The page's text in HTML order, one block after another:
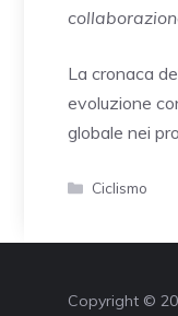
La cronaca
evoluzione
globale nei
Categorie
Ciclismo
Copyright ©